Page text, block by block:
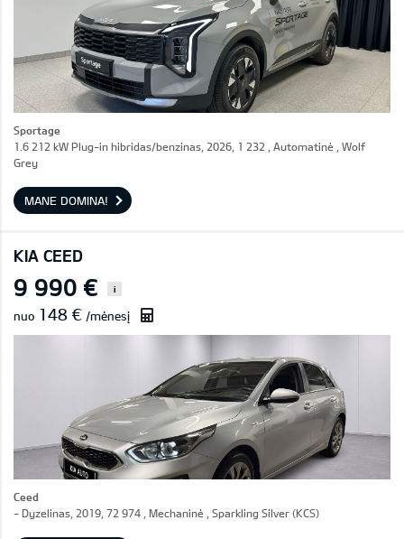
Sportage
1.6 212 kW Plug-in hibridas/benzinas, 2026, 1 232 , Automatinė , Wolf
Grey
MANE DOMINA!
KIA CEED
9 990 € i
nuo 148 € /mėnesį
Ceed
- Dyzelinas, 2019, 72 974 , Mechaninė , Sparkling Silver (KCS)